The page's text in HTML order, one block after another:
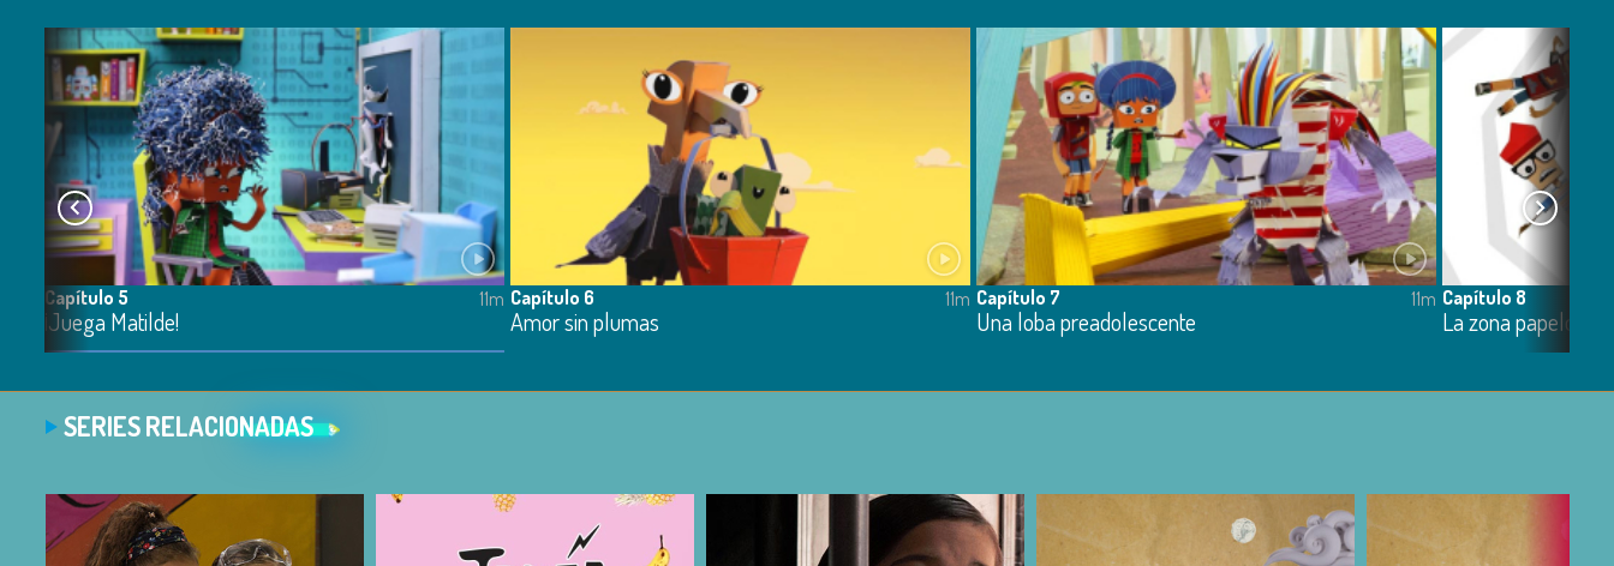
Capítulo 5
¡Juega Matilde!
11m Capítulo 6
Amor sin plumas
11m Capítulo 7
Una loba preadolescente
11m Capítulo 8
La zona papelosa
SERIES RELACIONADAS